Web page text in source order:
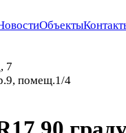
Объекты
7
помещ.1/4